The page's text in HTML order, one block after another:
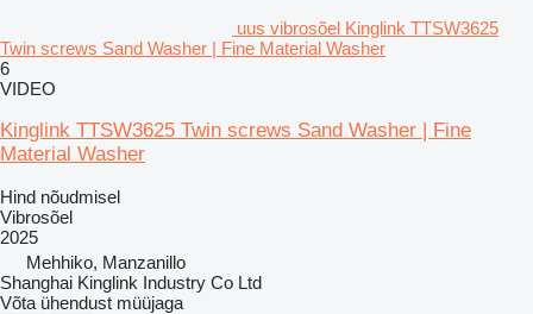
uus vibrosõel Kinglink TTSW3625
Twin screws Sand Washer | Fine Material Washer
6
VIDEO
Kinglink TTSW3625 Twin screws Sand Washer | Fine
Material Washer
Hind nõudmisel
Vibrosõel
2025
Mehhiko, Manzanillo
Shanghai Kinglink Industry Co Ltd
Võta ühendust müüjaga